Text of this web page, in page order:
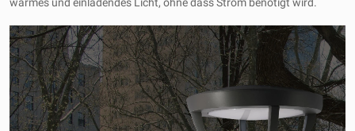
warmes und einladendes Licht, ohne dass Strom benötigt wird.